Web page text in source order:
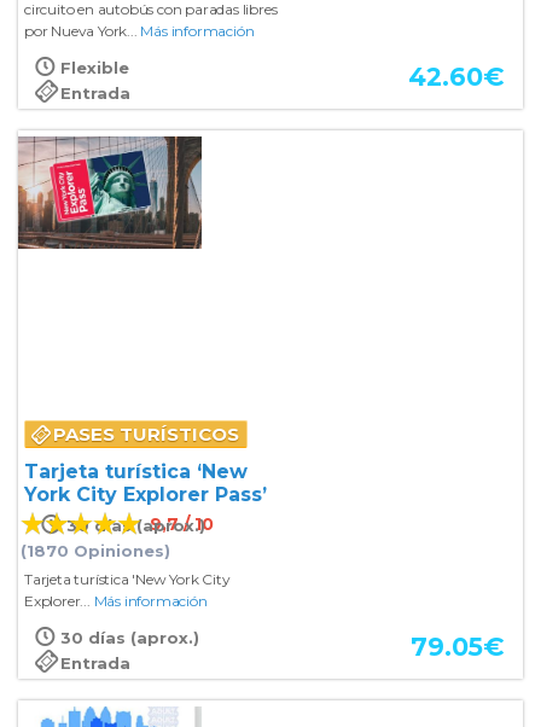
circuito en autobús con paradas libres
por Nueva York... Más información
Flexible
Entrada
42.60€
PASES TURÍSTICOS
Tarjeta turística ‘New
York City Explorer Pass’
30 días (aprox.)
9,7 / 10
(1870 Opiniones)
Tarjeta turística 'New York City
Explorer... Más información
30 días (aprox.)
Entrada
79.05€